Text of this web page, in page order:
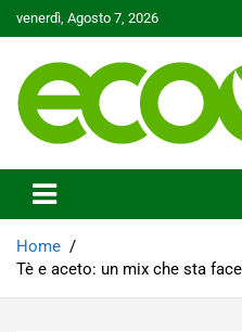
to
venerdì, Agosto 7, 2026
Ecoo.it
Home
Tè e aceto: un mix che sta